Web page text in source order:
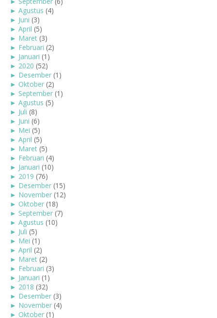
► Agustus (4)
► Juni (3)
► April (5)
► Maret (3)
► Februari (2)
► Januari (1)
► 2020 (52)
► Desember (1)
► Oktober (2)
► September (1)
► Agustus (5)
► Juli (8)
► Juni (6)
► Mei (5)
► April (5)
► Maret (5)
► Februari (4)
► Januari (10)
► 2019 (76)
► Desember (15)
► November (12)
► Oktober (18)
► September (7)
► Agustus (10)
► Juli (5)
► Mei (1)
► April (2)
► Maret (2)
► Februari (3)
► Januari (1)
► 2018 (32)
► Desember (3)
► November (4)
► Oktober (1)